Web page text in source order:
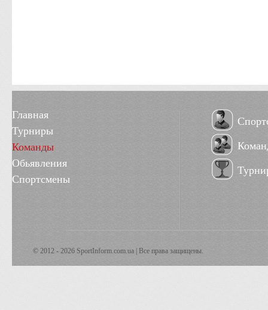
Главная
Турниры
Команды
Обьявления
Спортсмены
© 2012 - 2026 SportInform.com.ua | Все права защищены.